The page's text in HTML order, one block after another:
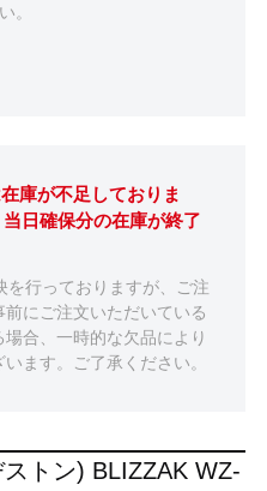
。
庫が不足しておりま
日確保分の在庫が終了
行っておりますが、ご注
にご注文いただいている
合、一時的な欠品により
ます。ご了承ください。
トン) BLIZZAK WZ-